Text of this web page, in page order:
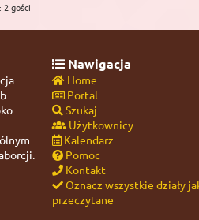
2 gości
Nawigacja
Home
Portal
Szukaj
Użytkownicy
Kalendarz
Pomoc
Kontakt
Oznacz wszystkie działy
przeczytane